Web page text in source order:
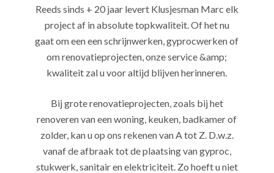
Reeds sinds + 20 jaar levert Klusjesman Marc elk
project af in absolute topkwaliteit. Of het nu
gaat om een een schrijnwerken, gyprocwerken of
om renovatieprojecten, onze service &amp;
kwaliteit zal u voor altijd blijven herinneren.
Bij grote renovatieprojecten, zoals bij het
renoveren van een woning, keuken, badkamer of
zolder, kan u op ons rekenen van A tot Z. D.w.z.
vanaf de afbraak tot de plaatsing van gyproc,
stukwerk, sanitair en elektriciteit. Zo hoeft u niet